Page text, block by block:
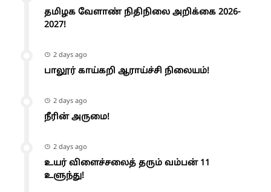
தமிழக வேளாண் நிதிநிலை அறிக்கை 2026-
2027!
2 days ago
பாலூர் காய்கறி ஆராய்ச்சி நிலையம்!
2 days ago
நீரின் அருமை!
2 days ago
உயர் விளைச்சலைத் தரும் வம்பன் 11
உளுந்து!